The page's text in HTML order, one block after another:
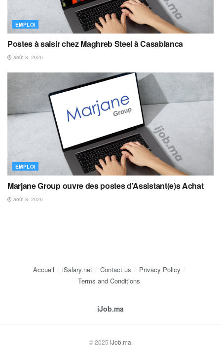
EMPLOI
Postes à saisir chez Maghreb Steel à Casablanca
août 8, 2026
EMPLOI
Marjane Group ouvre des postes d’Assistant(e)s Achat
août 8, 2026
Accueil iSalary.net Contact us
Privacy Policy
Terms and Conditions
iJob.ma
© 2025 iJob.ma